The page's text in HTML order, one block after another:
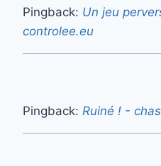
Pingback: Un jeu
controlee.eu
Pingback: Ruiné ! -